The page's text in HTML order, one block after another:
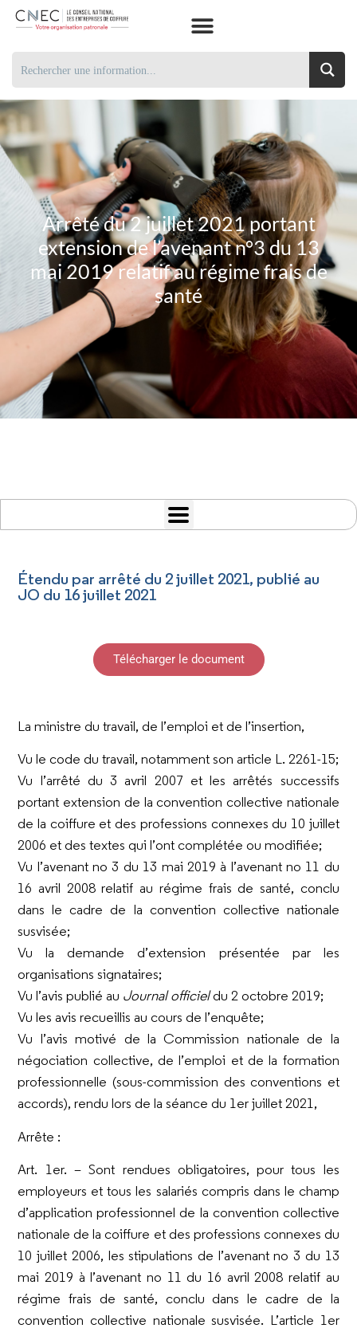
Arrêté du 2 juillet 2021 portant
extension de l’avenant n°3 du 13
mai 2019 relatif au régime frais de
santé
Étendu par arrêté du 2 juillet 2021, publié au
JO du 16 juillet 2021
Télécharger le document
La ministre du travail, de l’emploi et de l’insertion,
Vu le code du travail, notamment son article L. 2261-15;
Vu l’arrêté du 3 avril 2007 et les arrêtés successifs
portant extension de la convention collective nationale
de la coiffure et des professions connexes du 10 juillet
2006 et des textes qui l’ont complétée ou modifiée;
Vu l’avenant no3 du 13 mai 2019 à l’avenant no 11 du
16 avril 2008 relatif au régime frais de santé, conclu
dans le cadre de la convention collective nationale
susvisée;
Vu la demande d’extension présentée par les
organisations signataires;
Vu l’avis publié au Journal officieldu 2 octobre 2019;
Vu les avis recueillis au cours de l’enquête;
Vu l’avis motivé de la Commission nationale de la
négociation collective, de l’emploi et de la formation
professionnelle (sous-commission des conventions et
accords), rendu lors de la séance du 1erjuillet 2021,
Arrête :
Art. 1er. –Sont rendues obligatoires, pour tous les
employeurs et tous les salariés compris dans le champ
d’application professionnel de la convention collective
nationale de la coiffure et des professions connexes du
10 juillet 2006, les stipulations de l’avenant no3 du 13
mai 2019 à l’avenant no 11 du 16 avril 2008 relatif au
régime frais de santé, conclu dans le cadre de la
convention collective nationale susvisée. L’article 1er